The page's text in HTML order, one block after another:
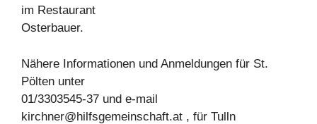
im Restaurant
Osterbauer.
Nähere Informationen und Anmeldungen für St.
Pölten unter
01/3303545-37 und e-mail
kirchner@hilfsgemeinschaft.at , für Tulln